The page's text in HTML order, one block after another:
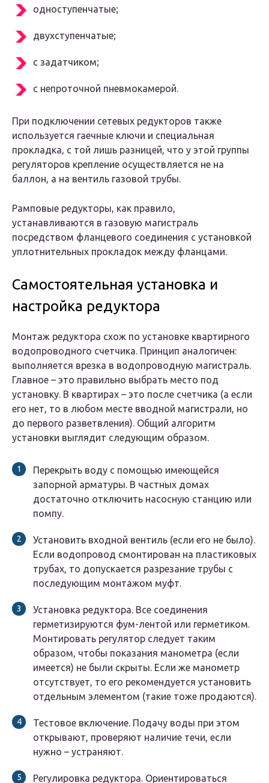
одноступенчатые;
двухступенчатые;
с задатчиком;
с непроточной пневмокамерой.
При подключении сетевых редукторов также
используется гаечные ключи и специальная
прокладка, с той лишь разницей, что у этой группы
регуляторов крепление осуществляется не на
баллон, а на вентиль газовой трубы.
Рамповые редукторы, как правило,
устанавливаются в газовую магистраль
посредством фланцевого соединения с установкой
уплотнительных прокладок между фланцами.
Самостоятельная установка и
настройка редуктора
Монтаж редуктора схож по установке квартирного
водопроводного счетчика. Принцип аналогичен:
выполняется врезка в водопроводную магистраль.
Главное – это правильно выбрать место под
установку. В квартирах – это после счетчика (а если
его нет, то в любом месте вводной магистрали, но
до первого разветвления). Общий алгоритм
установки выглядит следующим образом.
Перекрыть воду с помощью имеющейся
запорной арматуры. В частных домах
достаточно отключить насосную станцию или
помпу.
Установить входной вентиль (если его не было).
Если водопровод смонтирован на пластиковых
трубах, то допускается разрезание трубы с
последующим монтажом муфт.
Установка редуктора. Все соединения
герметизируются фум-лентой или герметиком.
Монтировать регулятор следует таким
образом, чтобы показания манометра (если
имеется) не были скрыты. Если же манометр
отсутствует, то его рекомендуется установить
отдельным элементом (такие тоже продаются).
Тестовое включение. Подачу воды при этом
открывают, проверяют наличие течи, если
нужно – устраняют.
Регулировка редуктора. Ориентироваться